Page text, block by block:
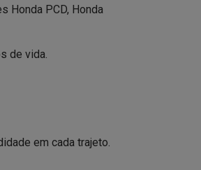
Honda PCD, Honda
de vida.
em cada trajeto.